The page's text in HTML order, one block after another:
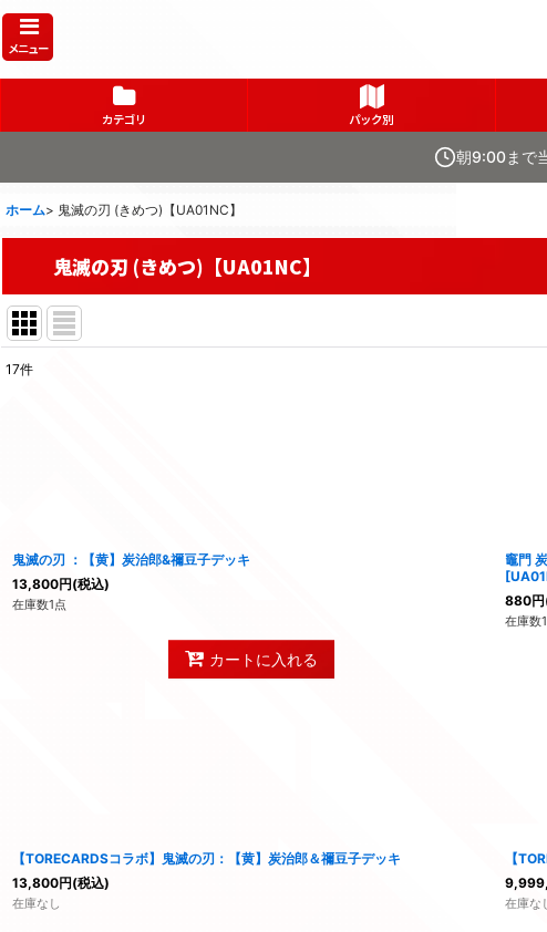
メニュー
カテゴリ パック別
朝9:00まで
ホーム> 鬼滅の刃 (きめつ)【UA01NC】
鬼滅の刃 (きめつ)【UA01NC】
17件
鬼滅の刃 ：【黄】炭治郎&禰豆子デッキ
13,800円(税込)
在庫数1点
カートに入れる
竈門
[
880円
在庫数
【TORECARDSコラボ】鬼滅の刃：【黄】炭治郎＆禰豆子デッキ
13,800円(税込)
在庫なし
【
在庫な